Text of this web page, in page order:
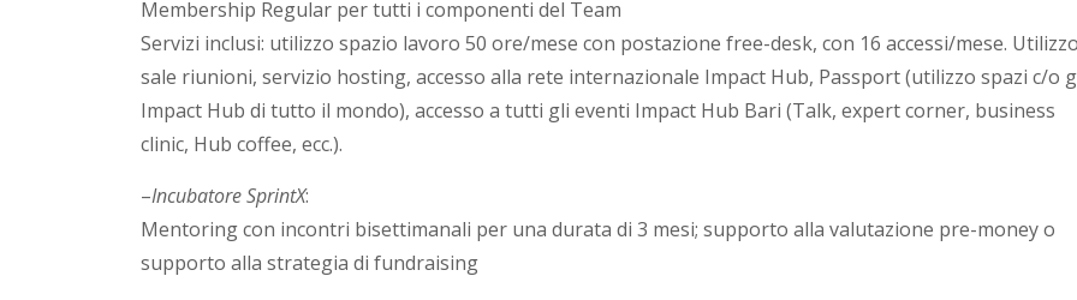
Membership Regular per tutti i componenti del Team
Servizi inclusi: utilizzo spazio lavoro 50 ore/mese con postazione free-desk, con 16 accessi/mese. Utilizzo
sale riunioni, servizio hosting, accesso alla rete internazionale Impact Hub, Passport (utilizzo spazi c/o
Impact Hub di tutto il mondo), accesso a tutti gli eventi Impact Hub Bari (Talk, expert corner, business
clinic, Hub coffee, ecc.).
–Incubatore SprintX:
Mentoring con incontri bisettimanali per una durata di 3 mesi; supporto alla valutazione pre-money o
supporto alla strategia di fundraising